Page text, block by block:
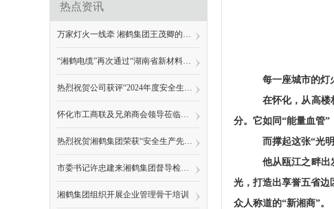
热点资讯
万家灯火一线牵 湘鹤集团王茂卿的创业初心与民生情怀
“湘鹤电缆”再次通过“湖南省新材料企业”认定
热烈祝贺公司获评“2024年度安全生产和消防工作先进单位”
怀化市工商联及兄弟商会领导莅临湘鹤集团参观调研
热烈祝贺湘鹤集团荣获“安全生产先进单位”、“温商兴湘贡献奖”等多项荣誉称号。
市委书记许忠建来湘鹤集团督导检查安全生产工作
湘鹤集团组织开展企业管理骨干培训
每一座城市的灯
在怀化，从高楼
分。它如同“能量血管”
而撑起这张“光
他从瓯江之畔出
光，打造出享誉五省边
众人称道的“新湘商”。